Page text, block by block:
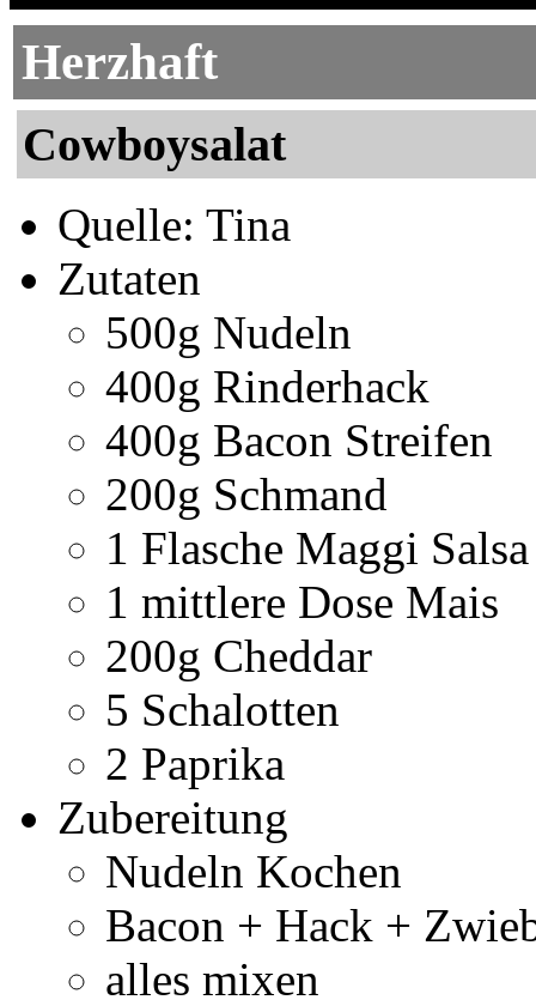
Herzhaft
Cowboysalat
Quelle: Tina
Zutaten
500g Nudeln
400g Rinderhack
400g Bacon Streifen
200g Schmand
1 Flasche Maggi
1 mittlere Dose Mais
200g Cheddar
5 Schalotten
2 Paprika
Zubereitung
Nudeln Kochen
Bacon + Hack +
alles mixen